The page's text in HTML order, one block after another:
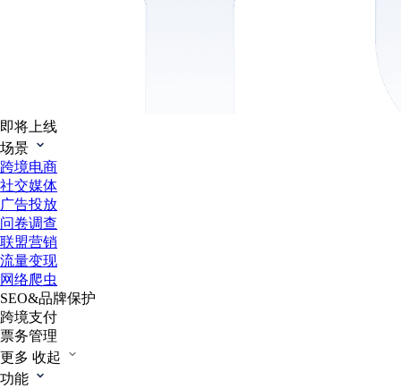
即将上线
场景
跨境电商
社交媒体
广告投放
问卷调查
联盟营销
流量变现
网络爬虫
SEO&品牌保护
跨境支付
票务管理
更多 收起
功能